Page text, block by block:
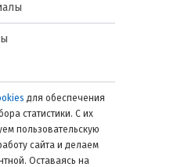
для обеспечения
статистики. С их
пользовательскую
сайта и делаем
Оставаясь на